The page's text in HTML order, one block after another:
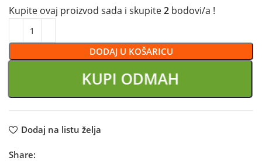
Kupite ovaj proizvod sada i skupite2 bodovi/a !
DODAJ U KOŠARICU
KUPI ODMAH
Dodaj na listu želja
Share: